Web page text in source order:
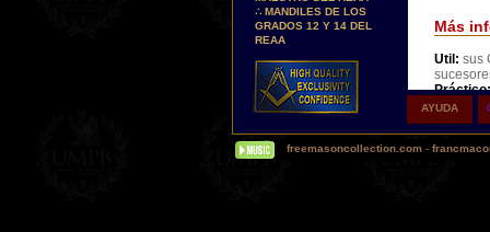
∴MANDILES DE LOS
GRADOS 12 Y 14 DEL
REAA
Personaliza tus Arreos
TU NOMBRE BORDADO
SOBRE TU MANDIL, TU
BANDA O TU COLLARIN
Nueva pagina !
∴UNA PAGINA DE
TESTIMONIOS DE
AYUDA
freemasoncollection.com -
Más
Util: sus
Práctico:
las
todo con